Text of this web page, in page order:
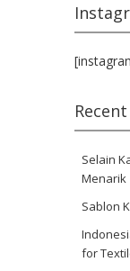
Selain
Menarik
Sablon
for